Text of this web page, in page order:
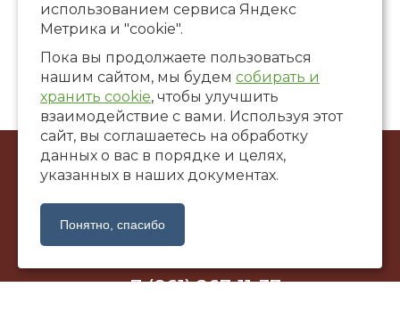
© ООО Художественная галерея «САНТАЛ», 2002-2026
г. Краснодар, ул. Коммунаров, 58
santalgallery@yandex.ru
+7 (861) 267-11-37
использованием сервиса Яндекс
Метрика и "cookie".
Пока вы продолжаете пользоваться
нашим сайтом, мы будем собирать и
хранить cookie, чтобы улучшить
взаимодействие с вами. Используя этот
сайт, вы соглашаетесь на обработку
данных о вас в порядке и целях,
указанных в наших документах.
Понятно, спасибо